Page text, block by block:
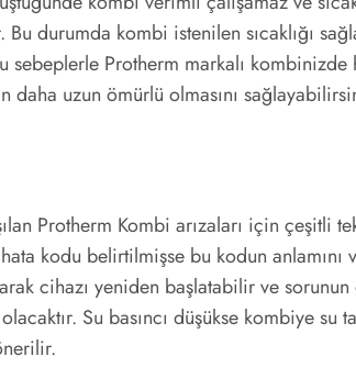
Bu durumda kombi istenilen sıcaklığı
sebeplerle Protherm markalı
daha uzun ömürlü olmasını
Protherm Kombi arızaları için
kodu belirtilmişse bu kodun
cihazı yeniden başlatabilir ve
Su basıncı düşükse kombiye